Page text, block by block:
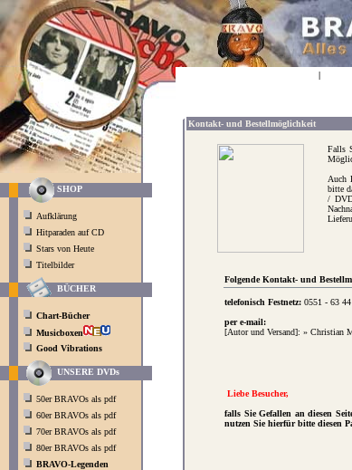
|
SHOP
Aufklärung
Hitparaden auf CD
Stars von Heute
Titelbilder
BÜCHER
Chart-Bücher
Musicboxen
Good Vibrations
UNSERE DVDs
50er BRAVOs als pdf
60er BRAVOs als pdf
70er BRAVOs als pdf
80er BRAVOs als pdf
BRAVO-Legenden
Kontakt- und Bestellmöglichkeit
Falls
Auch
bitte
/
Folgende Kontakt- und
telefonisch Festnetz: 0551 - 63
per e-mail:
[Autor und Versand]: » Christian
Liebe Besucher,
falls Sie Gefallen an diesen
nutzen Sie hierfür bitte diesen